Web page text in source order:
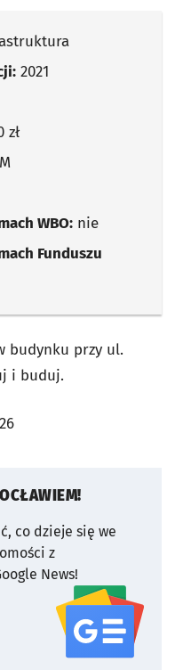
2021
zł
WBO: nie
Funduszu
budynku przy ul.
i buduj.
co dzieje się we
z
News!
serwisu